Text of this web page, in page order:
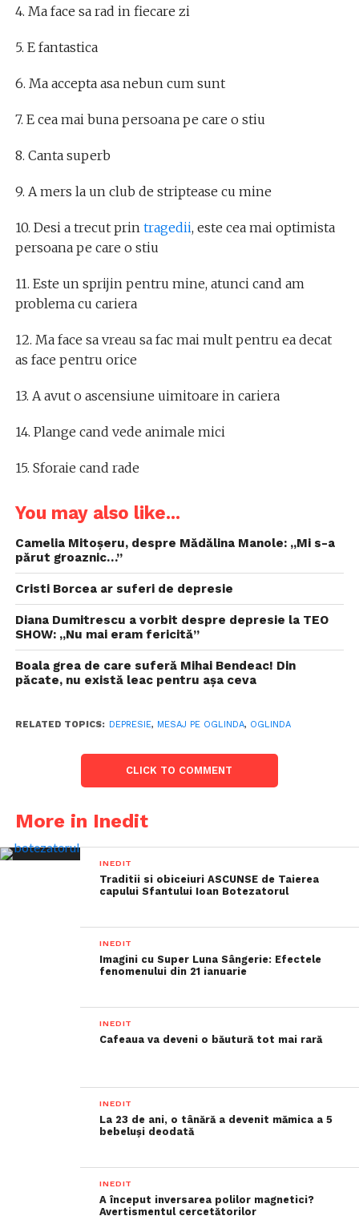
4. Ma face sa rad in fiecare zi
5. E fantastica
6. Ma accepta asa nebun cum sunt
7. E cea mai buna persoana pe care o stiu
8. Canta superb
9. A mers la un club de striptease cu mine
10. Desi a trecut prin tragedii, este cea mai optimista
persoana pe care o stiu
11. Este un sprijin pentru mine, atunci cand am
problema cu cariera
12. Ma face sa vreau sa fac mai mult pentru ea decat
as face pentru orice
13. A avut o ascensiune uimitoare in cariera
14. Plange cand vede animale mici
15. Sforaie cand rade
You may also like...
Camelia Mitoșeru, despre Mădălina Manole: „Mi s-a
părut groaznic…”
Cristi Borcea ar suferi de depresie
Diana Dumitrescu a vorbit despre depresie la TEO
SHOW: „Nu mai eram fericită”
Boala grea de care suferă Mihai Bendeac! Din
păcate, nu există leac pentru aşa ceva
RELATED TOPICS: DEPRESIE, MESAJ PE OGLINDA, OGLINDA
CLICK TO COMMENT
More in Inedit
INEDIT
Traditii si obiceiuri ASCUNSE de Taierea
capului Sfantului Ioan Botezatorul
INEDIT
Imagini cu Super Luna Sângerie: Efectele
fenomenului din 21 ianuarie
INEDIT
Cafeaua va deveni o băutură tot mai rară
INEDIT
La 23 de ani, o tânără a devenit mămica a 5
bebeluși deodată
INEDIT
A început inversarea polilor magnetici?
Avertismentul cercetătorilor